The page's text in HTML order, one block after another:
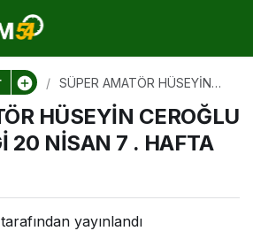
SÜPER AMATÖR HÜSEYİN
NİSAN 7 . HAFTA PROGRAMI
HÜSEYİN CEROĞLU
20 NİSAN 7 . HAFTA
tarafından yayınlandı